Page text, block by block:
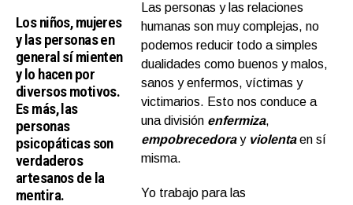
Los niños, mujeres
y las personas en
general sí mienten
y lo hacen por
diversos motivos.
Es más, las
personas
psicopáticas son
verdaderos
artesanos de la
mentira.
Las personas y las relaciones
humanas son muy complejas, no
podemos reducir todo a simples
dualidades como buenos y malos,
sanos y enfermos, víctimas y
victimarios. Esto nos conduce a
una división enfermiza,
empobrecedoray violentaen sí
misma.
Yo trabajo para las